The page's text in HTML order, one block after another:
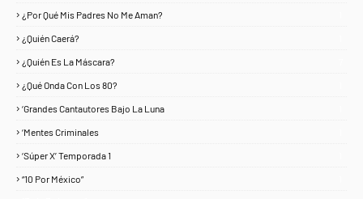
¿Por Qué Mis Padres No Me Aman?
¿Quién Caerá?
¿Quién Es La Máscara?
¿Qué Onda Con Los 80?
‘Grandes Cantautores Bajo La Luna
‘Mentes Criminales
‘Súper X’ Temporada 1
“10 Por México”